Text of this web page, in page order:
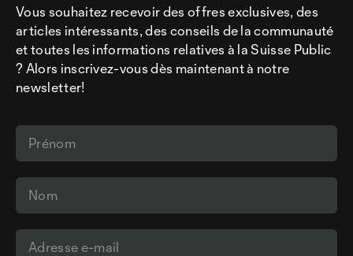
Vous souhaitez recevoir des offres exclusives, des
articles intéressants, des conseils de la communauté
et toutes les informations relatives à la Suisse Public
? Alors inscrivez-vous dès maintenant à notre
newsletter!